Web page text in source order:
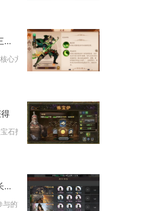
有什么好办法可以存储少年三国志2中的号令
心方式为卡活动任务邮件留存军...
石打磨成晶石，再通过金币精...
打造率土之滨英勇弓需要多长时间
的前提下，打造一把成型可用的...